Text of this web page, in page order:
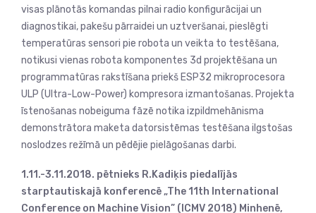
visas plānotās komandas pilnai radio konfigurācijai un
diagnostikai, pakešu pārraidei un uztveršanai, pieslēgti
temperatūras sensori pie robota un veikta to testēšana,
notikusi vienas robota komponentes 3d projektēšana un
programmatūras rakstīšana priekš ESP32 mikroprocesora
ULP (Ultra-Low-Power) kompresora izmantošanas. Projekta
īstenošanas nobeiguma fāzē notika izpildmehānisma
demonstrātora maketa datorsistēmas testēšana ilgstošas
noslodzes režīmā un pēdējie pielāgošanas darbi.
1.11.-3.11.2018. pētnieks R.Kadiķis piedalījās
starptautiskajā konferencē „The 11th International
Conference on Machine Vision” (ICMV 2018) Minhenē,